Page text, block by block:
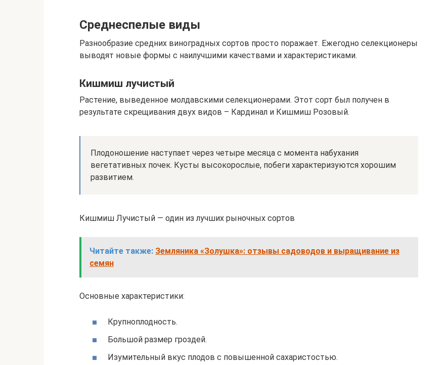
Среднеспелые виды
Разнообразие средних виноградных сортов просто поражает. Ежегодно селекционеры
выводят новые формы с наилучшими качествами и характеристиками.
Кишмиш лучистый
Растение, выведенное молдавскими селекционерами. Этот сорт был получен в
результате скрещивания двух видов – Кардинал и Кишмиш Розовый.
Плодоношение наступает через четыре месяца с момента набухания
вегетативных почек. Кусты высокорослые, побеги характеризуются хорошим
развитием.
Кишмиш Лучистый — один из лучших рыночных сортов
Читайте также: Земляника «Золушка»: отзывы садоводов и выращивание из
семян
Основные характеристики:
Крупноплодность.
Большой размер гроздей.
Изумительный вкус плодов с повышенной сахаристостью.